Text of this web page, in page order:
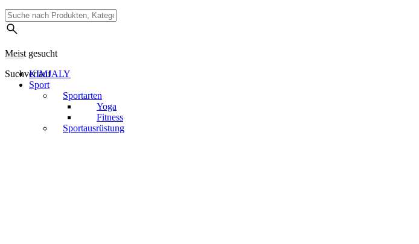
Meist gesucht
SuchverlaufKIMJALY
Sport
Sportarten
Yoga
Fitness
Sportausrüstung